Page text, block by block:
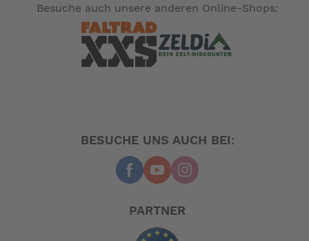
Besuche auch unsere anderen Online-Shops:
BESUCHE UNS AUCH BEI:
PARTNER